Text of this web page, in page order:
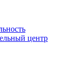
центр